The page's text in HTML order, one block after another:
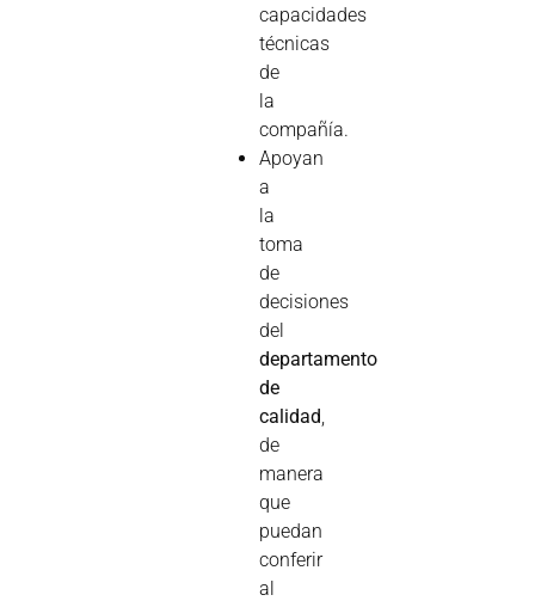
capacidades
técnicas
de
la
compañía.
Apoyan
a
la
toma
de
decisiones
del
departamento
de
calidad
de
manera
que
puedan
conferir
al